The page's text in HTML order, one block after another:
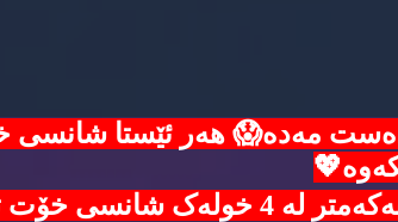
بەدەست هێنانی 5$ یان 10000$ دۆلار لەدەست مەدە😱
بکەوە 👇